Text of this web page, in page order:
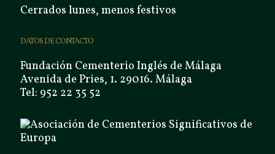
Cerrados lunes, menos festivos
DATOS DE CONTACTO
Fundación Cementerio Inglés de Málaga
Avenida de Pries, 1. 29016. Málaga
Tel: 952 22 35 52